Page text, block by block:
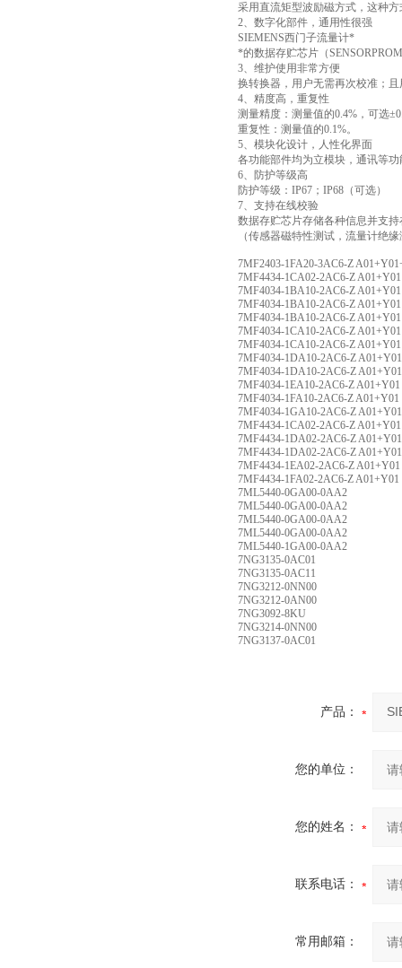
采用直流矩型波励磁方式，这种
2、数字化部件，通用性很强
SIEMENS西门子流量计*
*的数据存贮芯片（
3、维护使用非常方便
换转换器，用户无需再次校准；
4、精度高，重复性
测量精度：测量值的0.4%，可选
重复性：测量值的0.1%。
5、模块化设计，人性化界面
各功能部件均为立模块，通讯等
6、防护等级高
防护等级：IP67；IP68（可选）
7、支持在线校验
数据存贮芯片存储各种信息并支
（传感器磁特性测试，流量计绝
7MF2403-1FA20-3AC6-Z
7MF4434-1CA02-2AC6-Z A01+Y01
7MF4034-1BA10-2AC6-Z A01+Y01
7MF4034-1BA10-2AC6-Z A01+Y01
7MF4034-1BA10-2AC6-Z A01+Y01
7MF4034-1CA10-2AC6-Z A01+Y01
7MF4034-1CA10-2AC6-Z A01+Y01
7MF4034-1DA10-2AC6-Z A01+Y01
7MF4034-1DA10-2AC6-Z
7MF4034-1EA10-2AC6-Z A01+Y01
7MF4034-1FA10-2AC6-Z A01+Y01
7MF4034-1GA10-2AC6-Z A01+Y01
7MF4434-1CA02-2AC6-Z A01+Y01
7MF4434-1DA02-2AC6-Z A01+Y01
7MF4434-1DA02-2AC6-Z A01+Y01
7MF4434-1EA02-2AC6-Z A01+Y01
7MF4434-1FA02-2AC6-Z A01+Y01
7ML5440-0GA00-0AA2
7ML5440-0GA00-0AA2
7ML5440-0GA00-0AA2
7ML5440-0GA00-0AA2
7ML5440-1GA00-0AA2
7NG3135-0AC01
7NG3135-0AC11
7NG3212-0NN00
7NG3212-0AN00
7NG3092-8KU
7NG3214-0NN00
7NG3137-0AC01
产品：
您的单位：
您的姓名：
联系电话：
常用邮箱：